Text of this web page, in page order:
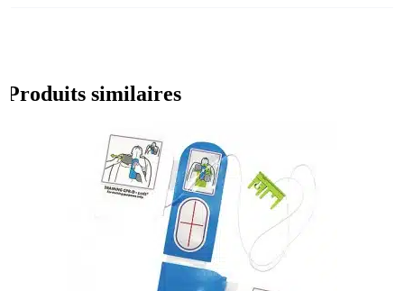
Produits similaires